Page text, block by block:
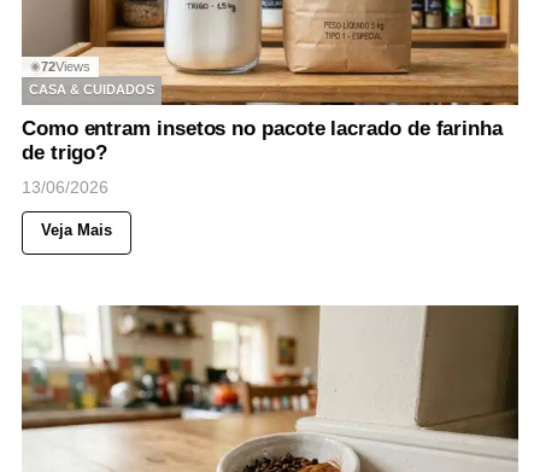
◉72Views
CASA & CUIDADOS
Como entram insetos no pacote lacrado de farinha
de trigo?
13/06/2026
Veja Mais